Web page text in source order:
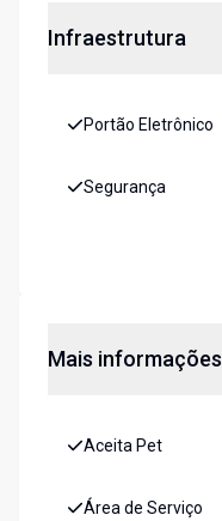
Infraestrutura
Portão Eletrônico
Segurança
Mais informações
Aceita Pet
Área de Serviço